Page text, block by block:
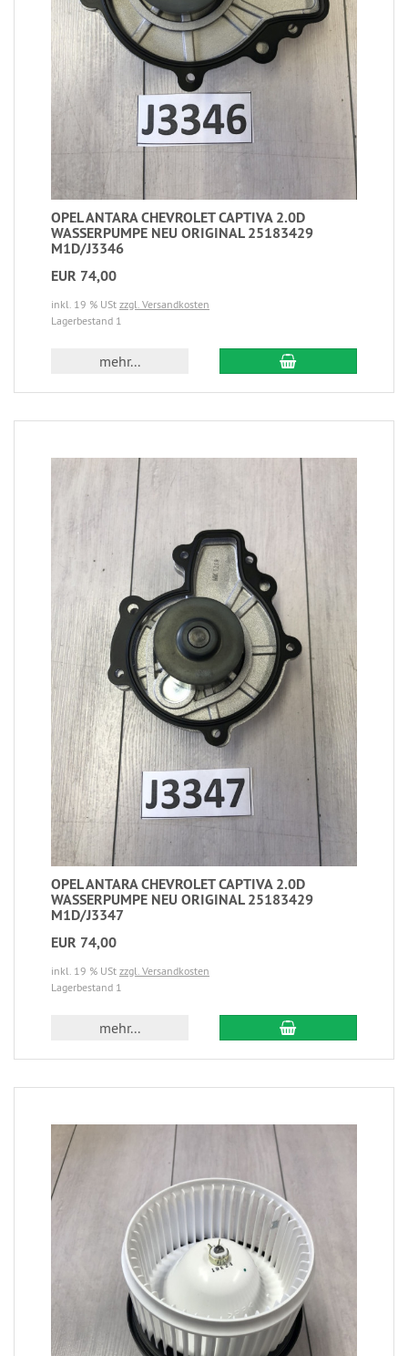
OPEL ANTARA CHEVROLET CAPTIVA 2.0D
WASSERPUMPE NEU ORIGINAL 25183429
M1D/J3346
EUR 74,00
inkl. 19 % USt zzgl. Versandkosten
Lagerbestand 1
mehr...
OPEL ANTARA CHEVROLET CAPTIVA 2.0D
WASSERPUMPE NEU ORIGINAL 25183429
M1D/J3347
EUR 74,00
inkl. 19 % USt zzgl. Versandkosten
Lagerbestand 1
mehr...